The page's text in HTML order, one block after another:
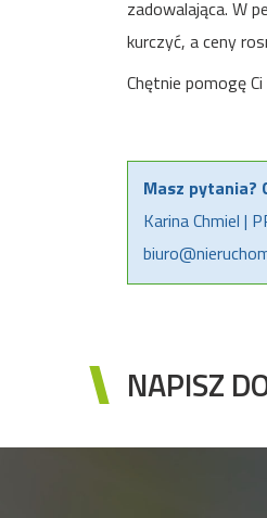
zadowalająca. W
kurczyć, a ceny
Chętnie pomogę
Masz pytania?
Karina Chmiel |
NAPISZ